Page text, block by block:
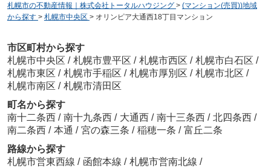
札幌市の不動産情報｜株式会社トータルハウジング > (マンション(売買))地域
から探す > 札幌市中央区 > オリンピア大通西18丁目マンション
市区町村から探す
札幌市中央区 / 札幌市豊平区 / 札幌市西区 / 札幌市白石区 /
札幌市東区 / 札幌市手稲区 / 札幌市厚別区 / 札幌市北区 /
札幌市南区 / 札幌市清田区
町名から探す
南十二条西 / 南十九条西 / 大通西 / 南十三条西 / 北四条西 /
南二条西 / 本通 / 宮の森三条 / 稲穂一条 / 富丘二条
路線から探す
札幌市営東西線 / 函館本線 / 札幌市営南北線 /